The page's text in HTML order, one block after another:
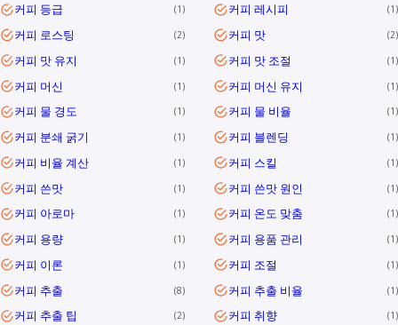
커피 등급 1 커피 레시피 1
커피 로스팅 2 커피 맛 2
커피 맛 유지 1 커피 맛 조절 1
커피 머신 1 커피 머신 유지 1
커피 물 경도 1 커피 물 비율 1
커피 분쇄 굵기 1 커피 블렌딩 1
커피 비율 계산 1 커피 스킬 1
커피 쓴맛 1 커피 쓴맛 원인 1
커피 아로마 1 커피 온도 맞춤 1
커피 용량 1 커피 용품 관리 1
커피 이론 1 커피 조절 1
커피 추출 8 커피 추출 비율 1
커피 추출 팁 2 커피 취향 1